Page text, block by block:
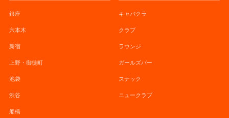
銀座
六本木
新宿
上野・御徒町
池袋
渋谷
船橋
キャバクラ
クラブ
ラウンジ
ガールズバー
スナック
ニュークラブ